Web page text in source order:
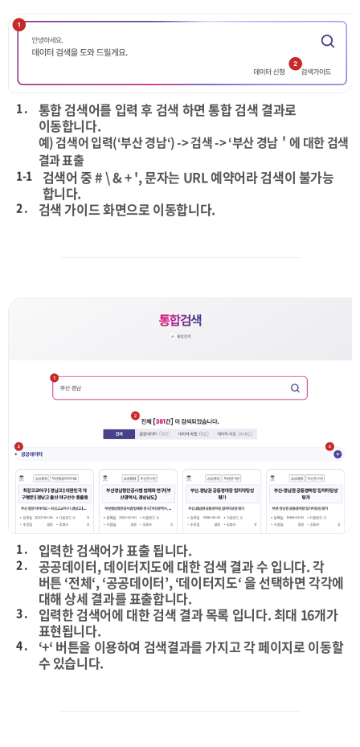
1 .
통합 검색어를 입력 후 검색 하면 통합 검색 결과로
이동합니다.
예) 검색어 입력(‘부산 경남‘) -> 검색 -> ‘부산 경남＇에 대한 검색
결과 표출
1-1
검색어 중 # \ & + ', 문자는 URL 예약어라 검색이 불가능
합니다.
2 . 검색 가이드 화면으로 이동합니다.
1 . 입력한 검색어가 표출 됩니다.
2 .
공공데이터, 데이터지도에 대한 검색 결과 수 입니다. 각
버튼 ‘전체‘, ‘공공데이터’, ‘데이터지도‘ 을 선택하면 각각에
대해 상세 결과를 표출합니다.
3 .
입력한 검색어에 대한 검색 결과 목록 입니다. 최대 16개가
표현됩니다.
4 .
‘+‘ 버튼을 이용하여 검색결과를 가지고 각 페이지로 이동할
수 있습니다.